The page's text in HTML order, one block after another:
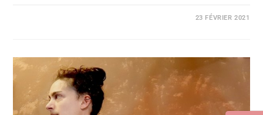
23 FÉVRIER 2021